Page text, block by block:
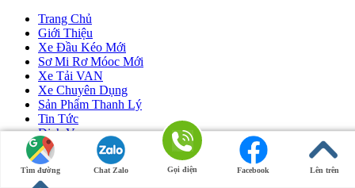
Tìm đường Chat Zalo Gọi điện Facebook Lên trên
Trang Chủ
Giới Thiệu
Xe Đầu Kéo Mới
Sơ Mi Rơ Móoc Mới
Xe Tải VAN
Xe Chuyên Dụng
Sản Phẩm Thanh Lý
Tin Tức
Dịch Vụ
Liên Hệ
Ô Tô Huỳnh Gia Phát|Xe Đầu Kéo Mỹ by Huỳnh Gia Phát.